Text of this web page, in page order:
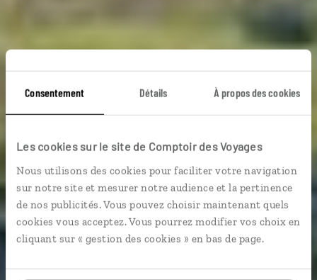
Consentement Détails À propos des cookies
Les cookies sur le site de Comptoir des Voyages
Nous utilisons des cookies pour faciliter votre navigation
sur notre site et mesurer notre audience et la pertinence
de nos publicités. Vous pouvez choisir maintenant quels
cookies vous acceptez. Vous pourrez modifier vos choix en
cliquant sur « gestion des cookies » en bas de page.
Dans le bain
mauricien
Séjour en bord de mer à Maurice, entre villes, plages
et randonnées.
Plages etc.